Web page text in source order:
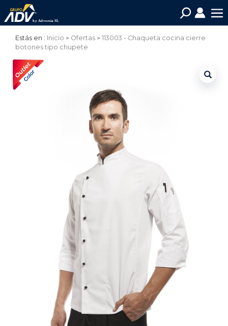
Estás en : Inicio Ofertas
113003 - Chaqueta cocina cierre
botones tipo chupete